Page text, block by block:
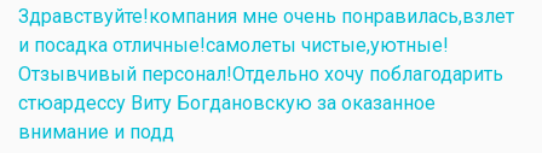
Здравствуйте!компания мне очень понравилась,взлет
и посадка отличные!самолеты чистые,уютные!
Отзывчивый персонал!Отдельно хочу поблагодарить
стюардессу Виту Богдановскую за оказанное
внимание и подд